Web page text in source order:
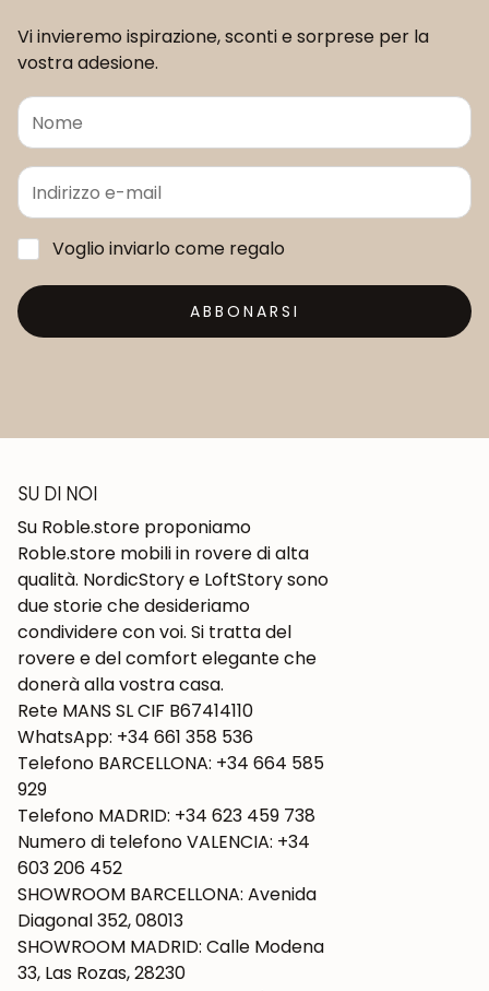
Vi invieremo ispirazione, sconti e sorprese per la
vostra adesione.
Voglio inviarlo come regalo
ABBONARSI
SU DI NOI
Su Roble.store proponiamo
Roble.store mobili in rovere di alta
qualità. NordicStory e LoftStory sono
due storie che desideriamo
condividere con voi. Si tratta del
rovere e del comfort elegante che
donerà alla vostra casa.
Rete MANS SL CIF B67414110
WhatsApp: +34 661 358 536
Telefono BARCELLONA: +34 664 585
929
Telefono MADRID: +34 623 459 738
Numero di telefono VALENCIA: +34
603 206 452
SHOWROOM BARCELLONA: Avenida
Diagonal 352, 08013
SHOWROOM MADRID: Calle Modena
33, Las Rozas, 28230